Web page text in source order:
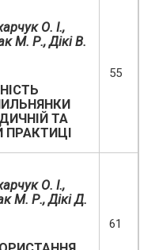
О. І.,
М. Р.,Дікі В.
ТА
55
О. І.,
М. Р.,Дікі Д.
61